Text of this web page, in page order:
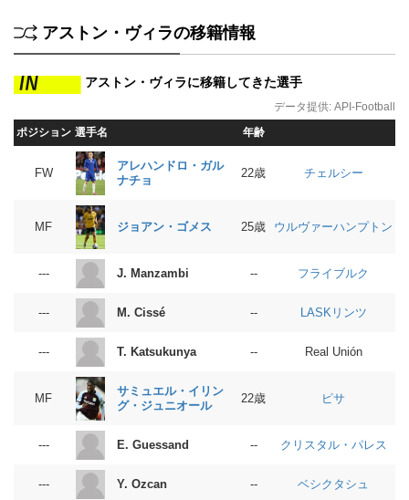
アストン・ヴィラの移籍情報
アストン・ヴィラに移籍してきた選手
ポジション 選手名 年齢
FW
アレハンドロ・ガル
ナチョ
22歳 チェルシー
MF ジョアン・ゴメス 25歳 ウルヴァーハンプトン
--- J. Manzambi -- フライブルク
--- M. Cissé -- LASKリンツ
--- T. Katsukunya -- Real Unión
MF
サミュエル・イリン
グ・ジュニオール
22歳 ピサ
--- E. Guessand -- クリスタル・パレス
--- Y. Ozcan -- ベシクタシュ
データ提供: API-Football